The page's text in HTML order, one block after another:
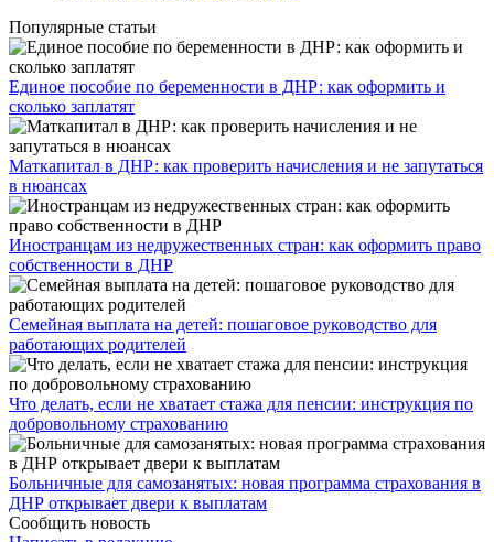
Популярные статьи
Единое пособие по беременности в ДНР: как оформить и
сколько заплатят
​Маткапитал в ДНР: как проверить начисления и не запутаться
в нюансах
Иностранцам из недружественных стран: как оформить право
собственности в ДНР
Семейная выплата на детей: пошаговое руководство для
работающих родителей
Что делать, если не хватает стажа для пенсии: инструкция по
добровольному страхованию
Больничные для самозанятых: новая программа страхования в
ДНР открывает двери к выплатам
Сообщить новость